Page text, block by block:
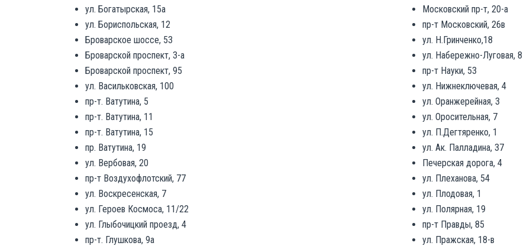
ул. Богатырская, 15а
ул. Бориспольская, 12
Броварское шоссе, 53
Броварской проспект, 3-а
Броварской проспект, 95
ул. Васильковская, 100
пр-т. Ватутина, 5
пр-т. Ватутина, 11
пр-т. Ватутина, 15
пр. Ватутина, 19
ул. Вербовая, 20
пр-т Воздухофлотский, 77
ул. Воскресенская, 7
ул. Героев Космоса, 11/22
ул. Глыбочицкий проезд, 4
пр-т. Глушкова, 9а
Московский пр-т, 20-а
пр-т Московский, 26в
ул. Н.Гринченко,18
ул. Набережно-Луговая, 8
пр-т Науки, 53
ул. Нижнеключевая, 4
ул. Оранжерейная, 3
ул. Оросительная, 7
ул. П.Дегтяренко, 1
ул. Ак. Палладина, 37
Печерская дорога, 4
ул. Плеханова, 54
ул. Плодовая, 1
ул. Полярная, 19
пр-т Правды, 85
ул. Пражская, 18-в